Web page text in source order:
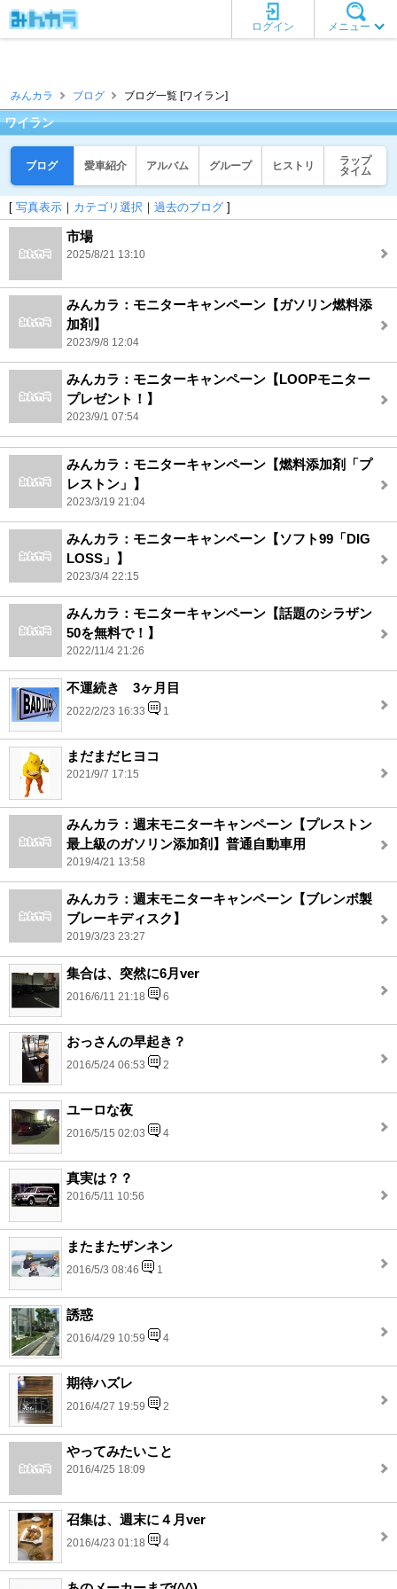
メニュー
ログイン
みんカラ ブログ ブログ一覧 [ワイラン]
ワイラン
ブログ 愛車紹介 アルバム グループ ヒストリ
ラップ
タイム
[ 写真表示 ｜ カテゴリ選択 ｜ 過去のブログ ]
市場
2025/8/21 13:10
みんカラ：モニターキャンペーン【ガソリン燃料添
加剤】
2023/9/8 12:04
みんカラ：モニターキャンペーン【LOOPモニター
プレゼント！】
2023/9/1 07:54
みんカラ：モニターキャンペーン【燃料添加剤「プ
レストン」】
2023/3/19 21:04
みんカラ：モニターキャンペーン【ソフト99「DIG
LOSS」】
2023/3/4 22:15
みんカラ：モニターキャンペーン【話題のシラザン
50を無料で！】
2022/11/4 21:26
不運続き 3ヶ月目
2022/2/23 16:33 1
まだまだヒヨコ
2021/9/7 17:15
みんカラ：週末モニターキャンペーン【プレストン
最上級のガソリン添加剤】普通自動車用
2019/4/21 13:58
みんカラ：週末モニターキャンペーン【ブレンボ製
ブレーキディスク】
2019/3/23 23:27
集合は、突然に6月ver
2016/6/11 21:18 6
おっさんの早起き？
2016/5/24 06:53 2
ユーロな夜
2016/5/15 02:03 4
真実は？？
2016/5/11 10:56
またまたザンネン
2016/5/3 08:46 1
誘惑
2016/4/29 10:59 4
期待ハズレ
2016/4/27 19:59 2
やってみたいこと
2016/4/25 18:09
召集は、週末に４月ver
2016/4/23 01:18 4